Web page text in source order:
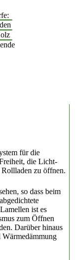
für die
die Licht-
zu öffnen.
so dass beim
ist es
zum Öffnen
Darüber hinaus
Wärmedämmung